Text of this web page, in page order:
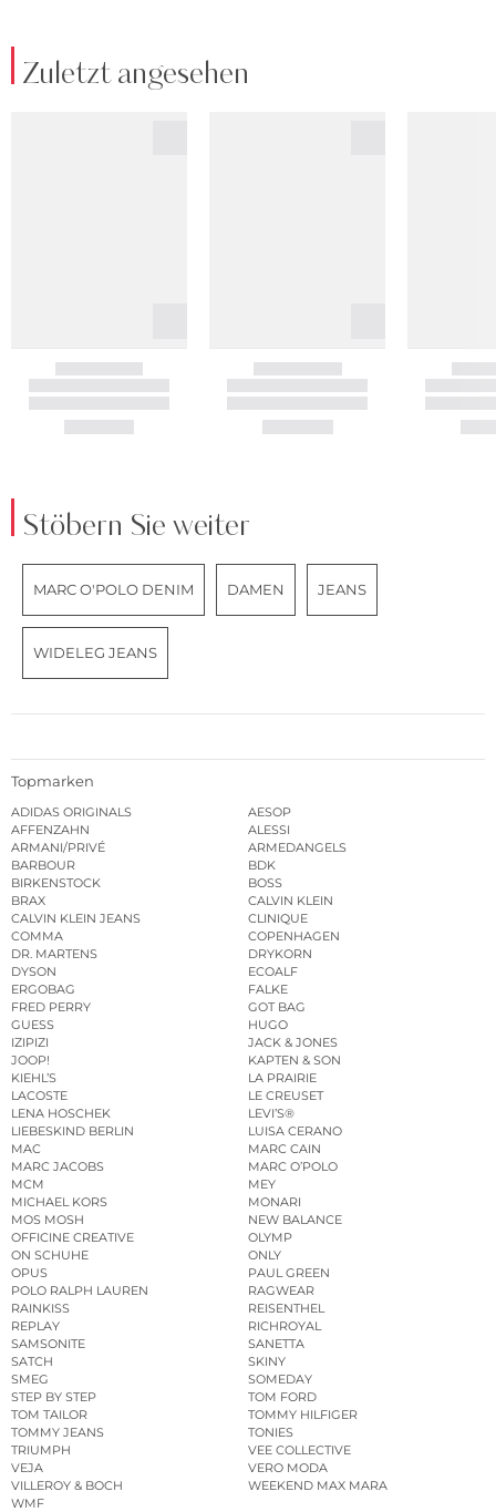
Zuletzt angesehen
Stöbern Sie weiter
MARC O'POLO DENIM DAMEN JEANS
WIDELEG JEANS
Topmarken
ADIDAS ORIGINALS
AESOP
AFFENZAHN
ALESSI
ARMANI/PRIVÉ
ARMEDANGELS
BARBOUR
BDK
BIRKENSTOCK
BOSS
BRAX
CALVIN KLEIN
CALVIN KLEIN JEANS
CLINIQUE
COMMA
COPENHAGEN
DR. MARTENS
DRYKORN
DYSON
ECOALF
ERGOBAG
FALKE
FRED PERRY
GOT BAG
GUESS
HUGO
IZIPIZI
JACK & JONES
JOOP!
KAPTEN & SON
KIEHL’S
LA PRAIRIE
LACOSTE
LE CREUSET
LENA HOSCHEK
LEVI’S®
LIEBESKIND BERLIN
LUISA CERANO
MAC
MARC CAIN
MARC JACOBS
MARC O’POLO
MCM
MEY
MICHAEL KORS
MONARI
MOS MOSH
NEW BALANCE
OFFICINE CREATIVE
OLYMP
ON SCHUHE
ONLY
OPUS
PAUL GREEN
POLO RALPH LAUREN
RAGWEAR
RAINKISS
REISENTHEL
REPLAY
RICHROYAL
SAMSONITE
SANETTA
SATCH
SKINY
SMEG
SOMEDAY
STEP BY STEP
TOM FORD
TOM TAILOR
TOMMY HILFIGER
TOMMY JEANS
TONIES
TRIUMPH
VEE COLLECTIVE
VEJA
VERO MODA
VILLEROY & BOCH
WEEKEND MAX MARA
WMF